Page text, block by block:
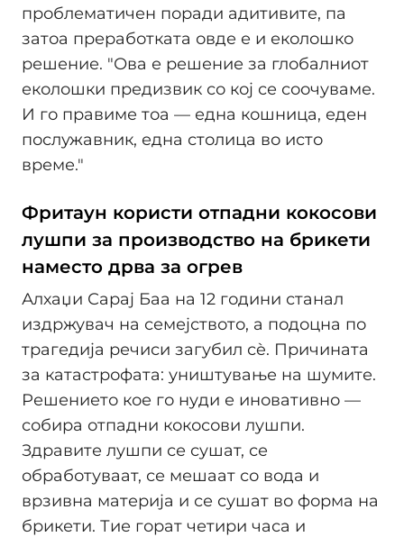
проблематичен поради адитивите, па
затоа преработката овде е и еколошко
решение. "Ова е решение за глобалниот
еколошки предизвик со кој се соочуваме.
И го правиме тоа — една кошница, еден
послужавник, една столица во исто
време."
Фритаун користи отпадни кокосови
лушпи за производство на брикети
наместо дрва за огрев
Алхаџи Сарај Баа на 12 години станал
издржувач на семејството, а подоцна по
трагедија речиси загубил сè. Причината
за катастрофата: уништување на шумите.
Решението кое го нуди е иновативно —
собира отпадни кокосови лушпи.
Здравите лушпи се сушат, се
обработуваат, се мешаат со вода и
врзивна материја и се сушат во форма на
брикети. Тие горат четири часа и